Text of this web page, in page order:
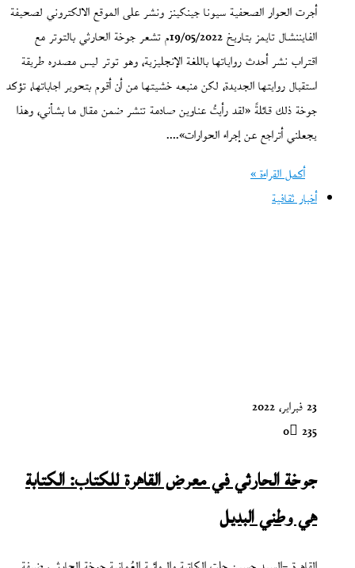
أجرت الحوار الصحفية سيونا جينكينز ونشر على الموقع الالكتروني لصحيفة
الفايننشال تايمز بتاريخ 19/05/2022م تشعر جوخة الحارثي بالتوتر مع
اقتراب نشر أحدث رواياتها باللغة الإنجليزية، وهو توتر ليس مصدره طريقة
استقبال روايتها الجديدة، لكن منبعه خشيتها من أن أقوم بتحوير اجاباتها، تؤكد
جوخة ذلك قائلةً «لقد رأيتُ عناوين صادمة تنشر ضمن مقال ما بشأني، وهذا
يجعلني أتراجع عن إجراء الحوارات».…
أكمل القراءة »
أخبار ثقافية
23 فبراير، 2022
0 235
جوخة الحارثي في معرض القاهرة للكتاب: الكتابة
هي وطني البديل